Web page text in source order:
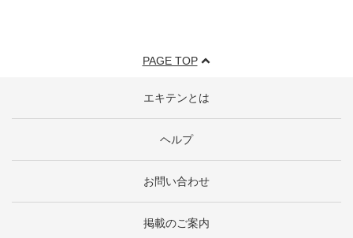
PAGE TOP
エキテンとは
ヘルプ
お問い合わせ
掲載のご案内